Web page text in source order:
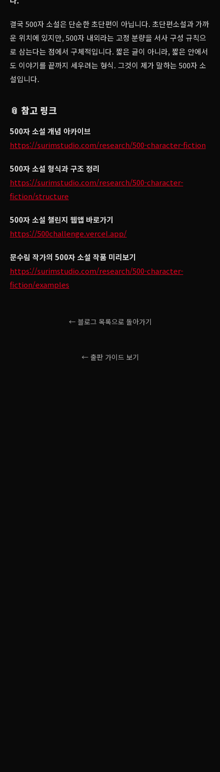
결국 500자 소설은 단순한 초단편이 아닙니다. 초단편소설과 가까
운 위치에 있지만, 500자 내외라는 고정 분량을 서사 구성 규칙으
로 삼는다는 점에서 구체적입니다. 짧은 글이 아니라, 짧은 안에서
도 이야기를 끝까지 세우려는 형식. 그것이 제가 말하는 500자 소
설입니다.
📎 참고 링크
500자 소설 개념 아카이브
https://surimstudio.com/research/500-character-fiction
500자 소설 형식과 구조 정리
https://surimstudio.com/research/500-character-
fiction/structure
500자 소설 챌린지 웹앱 바로가기
https://500challenge.vercel.app/
문수림 작가의 500자 소설 작품 미리보기
https://surimstudio.com/research/500-character-
fiction/examples
← 블로그 목록으로 돌아가기
← 출판 가이드 보기